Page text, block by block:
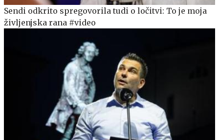
Sendi odkrito spregovorila tudi o ločitvi: To je moja
življenjska rana #video